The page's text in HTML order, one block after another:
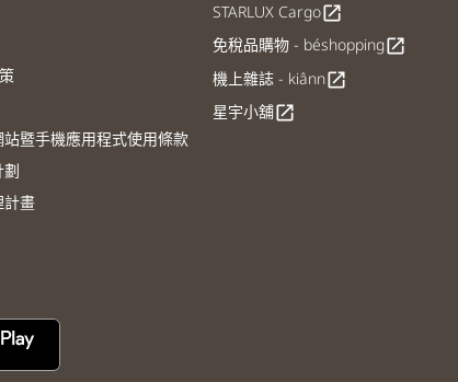
暨手機應用程式使用條款
計畫
STARLUX Cargoopen_in_new
免稅品購物 - béshoppingopen_in_new
機上雜誌 - kiânnopen_in_new
星宇小舖open_in_new